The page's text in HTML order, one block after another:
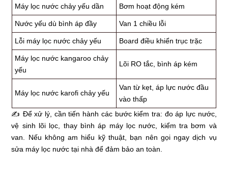
Máy lọc nước chảy yếu dần Bơm hoạt động kém
Nước yếu dù bình áp đầy Van 1 chiều lỗi
Lỗi máy lọc nước chảy yếu Board điều khiển trục trặc
Máy lọc nước kangaroo chảy
yếu
Lõi RO tắc, bình áp kém
Máy lọc nước karofi chảy yếu
Van từ kẹt, áp lực nước đầu
vào thấp
✍ Để xử lý, cần tiến hành các bước kiểm tra: đo áp lực nước,
vệ sinh lõi lọc, thay bình áp máy lọc nước, kiểm tra bơm và
van. Nếu không am hiểu kỹ thuật, bạn nên gọi ngay dịch vụ
sửa máy lọc nước tại nhà để đảm bảo an toàn.